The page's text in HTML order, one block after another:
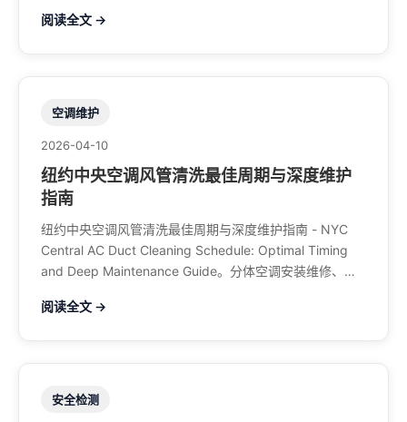
话：929-708-8979
阅读全文 →
空调维护
2026-04-10
纽约中央空调风管清洗最佳周期与深度维护
指南
纽约中央空调风管清洗最佳周期与深度维护指南 - NYC
Central AC Duct Cleaning Schedule: Optimal Timing
and Deep Maintenance Guide。分体空调安装维修、中
桩。电话：929-708-8979
阅读全文 →
安全检测